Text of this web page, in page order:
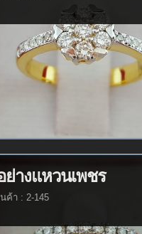
ย่างแหวนเพชร
ค้า : 2-145